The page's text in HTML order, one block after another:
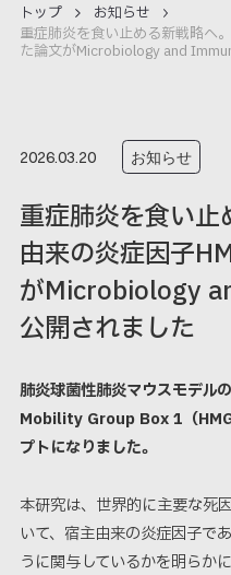
トップ
お知らせ
重症肺炎を食い止める新戦略へ
た論文がMicrobiology and
2026.03.20 お知らせ
重症肺炎を食い
由来の炎症因子
がMicrobiology
公開されました
肺炎球菌性肺炎マウスモデル
Mobility Group Box 1（
プトになりました。
本研究は、世界的に主要な死
いて、宿主由来の炎症因子で
うに関与しているかを明らか